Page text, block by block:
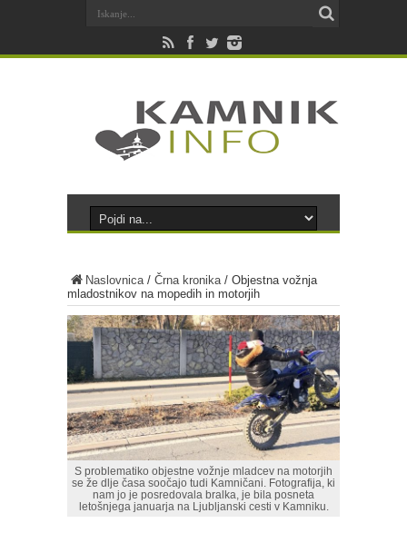
Naslovnica/ Črna kronika/ Objestna vožnja
mladostnikov na mopedih in motorjih
S problematiko objestne vožnje mladcev na motorjih
se že dlje časa soočajo tudi Kamničani. Fotografija, ki
nam jo je posredovala bralka, je bila posneta
letošnjega januarja na Ljubljanski cesti v Kamniku.